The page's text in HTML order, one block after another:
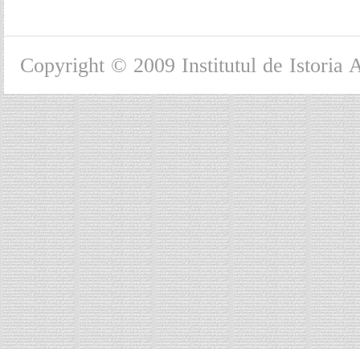
Copyright © 2009 Institutul de Istoria